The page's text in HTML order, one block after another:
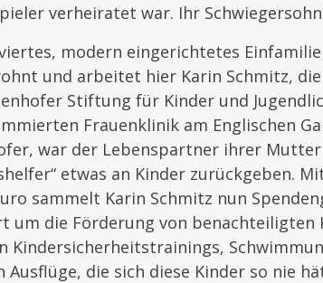
verheiratet war. Ihr
modern eingerichtetes
und arbeitet hier Karin Schmitz,
Stiftung für Kinder und
Frauenklinik am Englischen
war der Lebenspartner ihrer
etwas an Kinder zurückgeben.
sammelt Karin Schmitz nun
um die Förderung von benachteiligten
Kindersicherheitstrainings,
Ausflüge, die sich diese Kinder so nie